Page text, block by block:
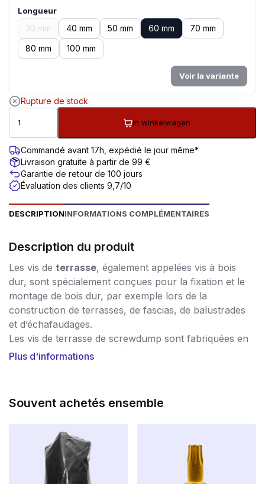
Longueur
30 mm 40 mm 50 mm 60 mm
70 mm
80 mm
100 mm
Voir la variante
Rupture de stock
In winkelwagen
Commandé avant 17h, expédié le jour même*
Livraison gratuite à partir de 99 €
Garantie de retour de 100 jours
Évaluation des clients 9,7/10
DESCRIPTIONINFORMATIONS COMPLÉMENTAIRES
Description du produit
Les vis de terrasse, également appelées vis à bois
dur, sont spécialement conçues pour la fixation et le
montage de bois dur, par exemple lors de la
construction de terrasses, de fascias, de balustrades
et d’échafaudages.
Les vis de terrasse de screwdump sont fabriquées en
acier inoxydable de qualité A410. Il s’agit de la qualité
charge des terrasses en bois. Ne lésinez pas sur les
choisissez les vis pour bois dur en acier inoxydable
A410 de SCHROEVENDUMP !
Le point de pré-coupe spécial permet de travailler les
sanspré-perçage.
Plus d'informations
Souvent achetés ensemble